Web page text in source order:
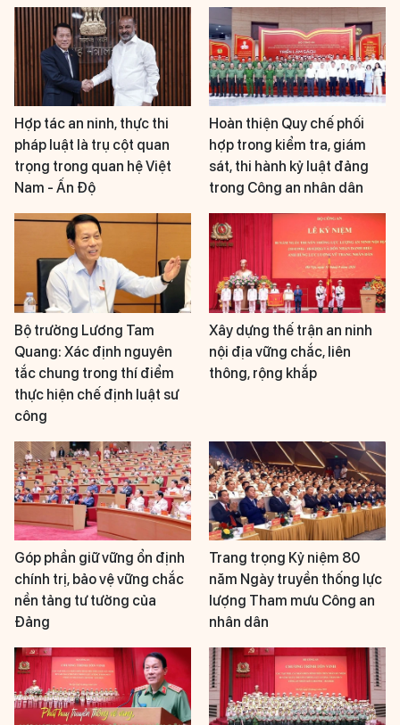
Hợp tác an ninh, thực thi
pháp luật là trụ cột quan
trọng trong quan hệ Việt
Nam - Ấn Độ
Hoàn thiện Quy chế phối
hợp trong kiểm tra, giám
sát, thi hành kỷ luật đảng
trong Công an nhân dân
Bộ trưởng Lương Tam
Quang: Xác định nguyên
tắc chung trong thí điểm
thực hiện chế định luật sư
công
Xây dựng thế trận an ninh
nội địa vững chắc, liên
thông, rộng khắp
Góp phần giữ vững ổn định
chính trị, bảo vệ vững chắc
nền tảng tư tưởng của
Đảng
Trang trọng Kỷ niệm 80
năm Ngày truyền thống lực
lượng Tham mưu Công an
nhân dân